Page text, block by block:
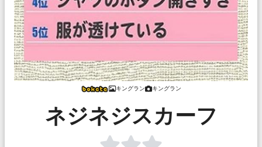
キングラン キングラン
ネジネジスカーフ